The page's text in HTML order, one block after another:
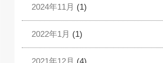
2024年11月 (1)
2022年1月 (1)